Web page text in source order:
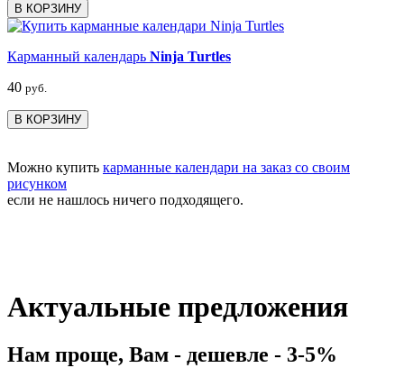
В КОРЗИНУ
Карманный календарь Ninja Turtles
40 руб.
В КОРЗИНУ
Можно купить карманные календари на заказ со своим
рисунком
если не нашлось ничего подходящего.
Актуальные предложения
Нам проще, Вам - дешевле - 3-5%